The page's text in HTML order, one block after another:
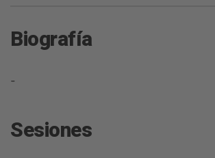
Biografía
-
Sesiones